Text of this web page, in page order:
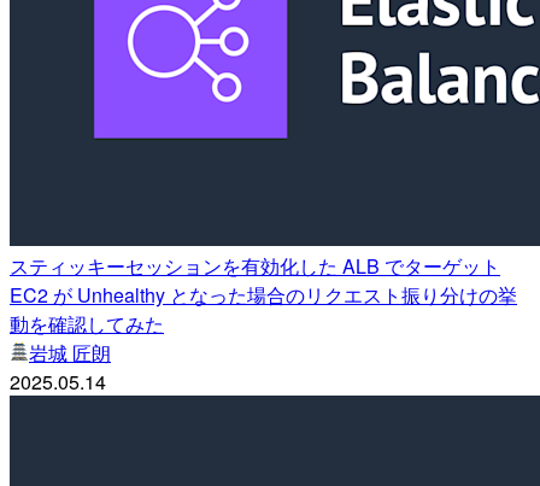
スティッキーセッションを有効化した ALB でターゲット
EC2 が Unhealthy となった場合のリクエスト振り分けの挙
動を確認してみた
岩城 匠朗
2025.05.14